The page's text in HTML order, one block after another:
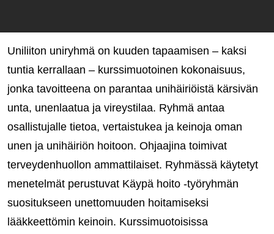
Uniliiton uniryhmä on kuuden tapaamisen – kaksi
tuntia kerrallaan – kurssimuotoinen kokonaisuus,
jonka tavoitteena on parantaa unihäiriöistä kärsivän
unta, unenlaatua ja vireystilaa. Ryhmä antaa
osallistujalle tietoa, vertaistukea ja keinoja oman
unen ja unihäiriön hoitoon. Ohjaajina toimivat
terveydenhuollon ammattilaiset. Ryhmässä käytetyt
menetelmät perustuvat Käypä hoito -työryhmän
suositukseen unettomuuden hoitamiseksi
lääkkeettömin keinoin. Kurssimuotoisissa